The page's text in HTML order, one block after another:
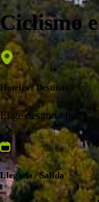
Ciclismo
Hoteles / Destinos
Elige destino / hotel
Llegada / Salida